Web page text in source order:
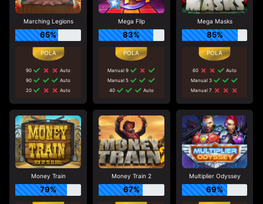
Marching Legions
65%
90
Auto
90
Auto
20
Auto
Mega Flip
83%
Manual 9
Manual 5
40
Auto
Mega Masks
85%
60
Auto
Manual 3
Manual 7
Money Train
79%
Money Train 2
67%
Multiplier Odyssey
69%